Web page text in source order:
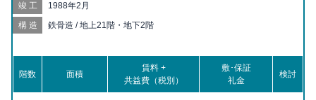
竣工 1988年2月
構造 鉄骨造 / 地上21階・地下2階
階数 面積
賃料 +
共益費（税別）
敷･保証
礼金
検討